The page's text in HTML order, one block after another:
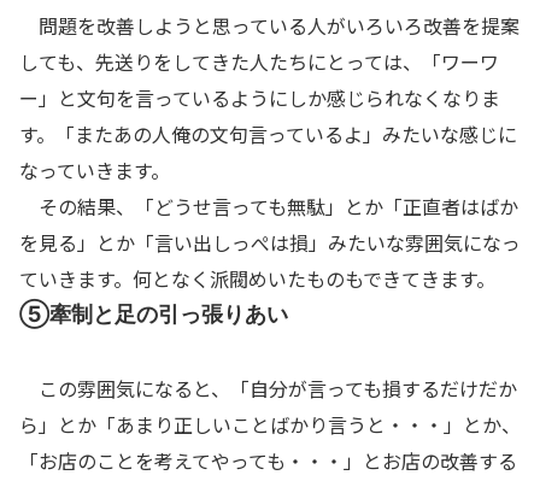
問題を改善しようと思っている人がいろいろ改善を提案
しても、先送りをしてきた人たちにとっては、「ワーワ
ー」と文句を言っているようにしか感じられなくなりま
す。「またあの人俺の文句言っているよ」みたいな感じに
なっていきます。
その結果、「どうせ言っても無駄」とか「正直者はばか
を見る」とか「言い出しっぺは損」みたいな雰囲気になっ
ていきます。何となく派閥めいたものもできてきます。
⑤牽制と足の引っ張りあい
この雰囲気になると、「自分が言っても損するだけだか
ら」とか「あまり正しいことばかり言うと・・・」とか、
「お店のことを考えてやっても・・・」とお店の改善する